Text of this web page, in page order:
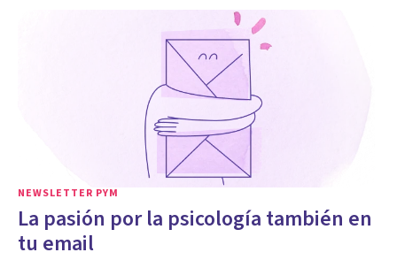
NEWSLETTER PYM
La pasión por la psicología también en
tu email